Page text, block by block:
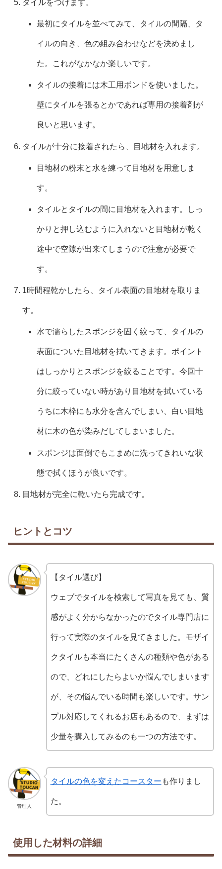
タイルをつけます。
最初にタイルを並べてみて、タイルの間隔、タ
イルの向き、色の組み合わせなどを決めまし
た。これがなかなか楽しいです。
タイルの接着には木工用ボンドを使いました。
壁にタイルを張るとかであれば専用の接着剤が
良いと思います。
タイルが十分に接着されたら、目地材を入れます。
目地材の粉末と水を練って目地材を用意しま
す。
タイルとタイルの間に目地材を入れます。しっ
かりと押し込むように入れないと目地材が乾く
途中で空隙が出来てしまうので注意が必要で
す。
1時間程乾かしたら、タイル表面の目地材を取りま
す。
水で濡らしたスポンジを固く絞って、タイルの
表面についた目地材を拭いてきます。ポイント
はしっかりとスポンジを絞ることです。今回十
分に絞っていない時があり目地材を拭いている
うちに木枠にも水分を含んでしまい、白い目地
材に木の色が染みだしてしまいました。
スポンジは面倒でもこまめに洗ってきれいな状
態で拭くほうが良いです。
目地材が完全に乾いたら完成です。
ヒントとコツ
【タイル選び】
ウェブでタイルを検索して写真を見ても、質
感がよく分からなかったのでタイル専門店に
行って実際のタイルを見てきました。モザイ
クタイルも本当にたくさんの種類や色がある
ので、どれにしたらよいか悩んでしまいます
が、その悩んでいる時間も楽しいです。サン
プル対応してくれるお店もあるので、まずは
少量を購入してみるのも一つの方法です。
管理人
タイルの色を変えたコースター も作りまし
た。
使用した材料の詳細